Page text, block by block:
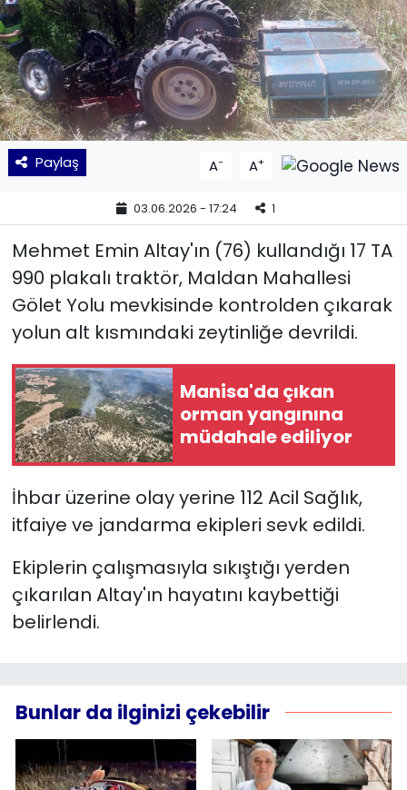
Paylaş A- A+
03.06.2026 - 17:24 1
Mehmet Emin Altay'ın (76) kullandığı 17 TA
990 plakalı traktör, Maldan Mahallesi
Gölet Yolu mevkisinde kontrolden çıkarak
yolun alt kısmındaki zeytinliğe devrildi.
Manisa'da çıkan
orman yangınına
müdahale ediliyor
İhbar üzerine olay yerine 112 Acil Sağlık,
itfaiye ve jandarma ekipleri sevk edildi.
Ekiplerin çalışmasıyla sıkıştığı yerden
çıkarılan Altay'ın hayatını kaybettiği
belirlendi.
Bunlar da ilginizi çekebilir
KÜLTÜR SANAT
MAGAZİN
POLİTİKA
SAĞLIK
SPOR
TEKNOLOJİ
Yaşam
YEREL POLİTİKA
YEREL YÖNETİMLER